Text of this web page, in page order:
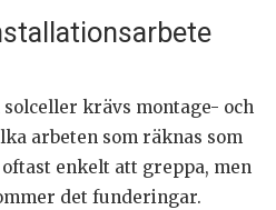
krävs montage- och
arbeten som räknas som
enkelt att greppa, men
det funderingar.